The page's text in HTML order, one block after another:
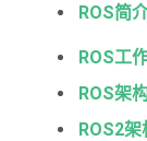
ROS简
ROS工
ROS架
ROS2